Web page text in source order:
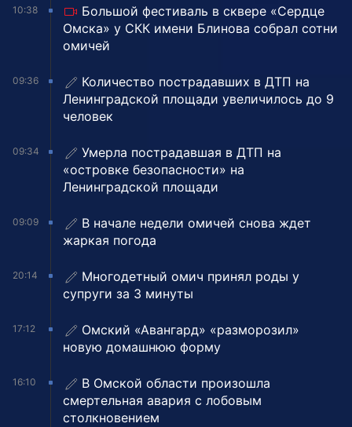
10:38
Большой фестиваль в сквере «Сердце
Омска» у СКК имени Блинова собрал сотни
омичей
09:36
Количество пострадавших в ДТП на
Ленинградской площади увеличилось до 9
человек
09:34
Умерла пострадавшая в ДТП на
«островке безопасности» на
Ленинградской площади
09:09
В начале недели омичей снова ждет
жаркая погода
20:14
Многодетный омич принял роды у
супруги за 3 минуты
17:12
Омский «Авангард» «разморозил»
новую домашнюю форму
16:10
В Омской области произошла
смертельная авария с лобовым
столкновением